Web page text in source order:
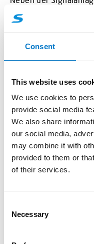
Consent
This website uses
We use cookies to
provide social media
We also share
our social media,
may combine it with
provided to them or
of their services.
Necessary
robusten
Halterungen
Zuverlässigkeit zu
neuen Technik ist
Fahrzeugstrukturen
von vielen Beispielen.
Wir sind stolz darauf,
ihrer wichtigen Arbeit
allzeit sichere
unsere individuellen
erfahren? Wir beraten
über unser